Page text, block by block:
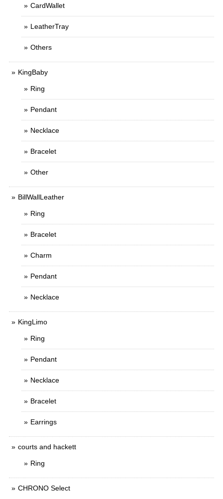
CardWallet
LeatherTray
Others
KingBaby
Ring
Pendant
Necklace
Bracelet
Other
BillWallLeather
Ring
Bracelet
Charm
Pendant
Necklace
KingLimo
Ring
Pendant
Necklace
Bracelet
Earrings
courts and hackett
Ring
CHRONO Select